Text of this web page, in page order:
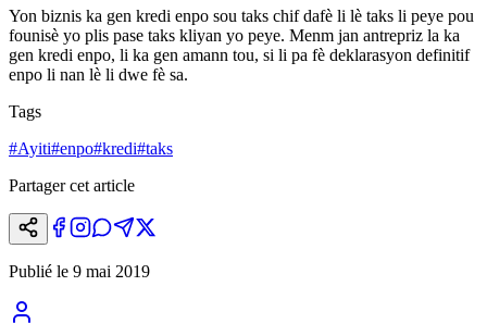
Yon biznis ka gen kredi enpo sou taks chif dafè li lè taks li peye pou
founisè yo plis pase taks kliyan yo peye. Menm jan antrepriz la ka
gen kredi enpo, li ka gen amann tou, si li pa fè deklarasyon definitif
enpo li nan lè li dwe fè sa.
Tags
#Ayiti#enpo#kredi#taks
Partager cet article
Publié le 9 mai 2019